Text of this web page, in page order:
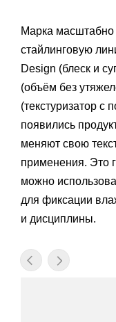
Марка
стайлинговую
Design (блеск и
(объём без
(текстуризатор с
появились
меняют свою
применения. Это
можно
для фиксации
и дисциплины.